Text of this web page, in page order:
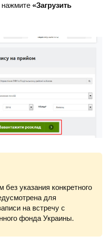
нажмите «Загрузить
указания конкретного
для
на встречу с
фонда Украины.